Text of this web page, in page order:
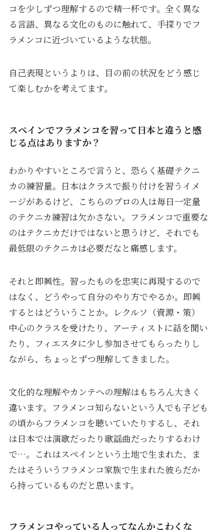
コを少しずつ理解するので精一杯です。全く異な
る言語、異なる文化のものに触れて、手探りでフ
ラメンコに近づいているような状態。
自己表現というよりは、目の前の状況をどう感じ
て楽しむかを考えてます。
スペインでフラメンコを習って日本と違うと感
じる点はありますか？
わかりやすいところで言うと、恐らく基礎テクニ
カの練習量。日本はクラスで振り付けを習うイメ
ージがあるけど、こちらのプロの人は毎日一定量
のテクニカ練習は欠かさない。フラメンコで重要な
のはテクニカだけではないと思うけど、それでも
最低限のテクニカは必要だなと痛感します。
それと即興性。習ったものを忠実に再現するので
はなく、どうやって自分のやり方でやるか。即興
するとはどういうことか。レクルソ（資源・策）
中心のクラスを受けたり、アーティストに話を聞い
たり、フィエスタに少し参加させてもらったりし
ながら、ちょっとずつ理解してきました。
文化的な理解やカンテへの理解はもちろん大きく
違います。フラメンコ知らないという人でも子ども
の頃からフラメンコを聴いていたりするし、それ
は日本では演歌だったり歌謡曲だったりするわけ
で…。これはスペインという土地で生まれた、ま
たはそういうフラメンコ家族で生まれた彼らだか
ら持っているものだと思います。
フラメンコやっている人ってなんかこわくな